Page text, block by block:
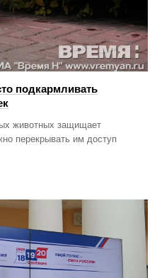
подкармливать
животных защищает
перекрывать им доступ